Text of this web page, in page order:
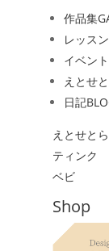
作品集
レッスン
イベント
えとせ
日記
えとせとら
ティンク
ベビ
Shop